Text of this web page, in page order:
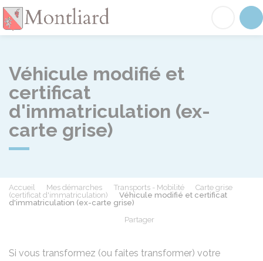
Véhicule modifié et
certificat
d'immatriculation (ex-
carte grise)
Accueil Mes démarches Transports - Mobilité
Carte grise
(certificat d'immatriculation)
Véhicule modifié et certificat
d'immatriculation (ex-carte grise)
Partager
Si vous transformez (ou faites transformer) votre